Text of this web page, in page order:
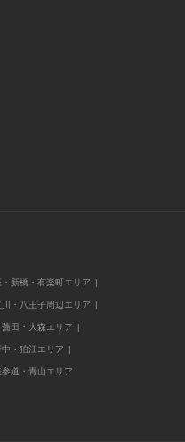
・新橋・有楽町エリア
川・八王子周辺エリア
蒲田・大森エリア
・狛江エリア
参道・青山エリア